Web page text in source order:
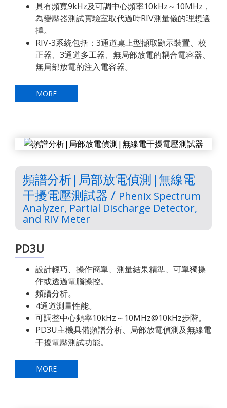
具有頻寬9kHz及可調中心頻率10kHz～10MHz，
為變壓器測試實驗室取代過時RIV測量儀的理想選
擇。
RIV-3系統包括：3通道桌上型擷取顯示裝置、校
正器、3通道多工器、無局部放電的耦合電容器、
無局部放電的注入電容器。
MORE
頻譜分析|局部放電偵測|無線電
干擾電壓測試器 / Phenix Spectrum
Analyzer, Partial Discharge Detector,
and RIV Meter
PD3U
設計輕巧、操作簡單、測量結果精準、可單獨操
作或透過電腦操控。
頻譜分析。
4通道測量性能。
可調整中心頻率10kHz～10MHz@10kHz步階。
PD3U主機具備頻譜分析、局部放電偵測及無線電
干擾電壓測試功能。
MORE